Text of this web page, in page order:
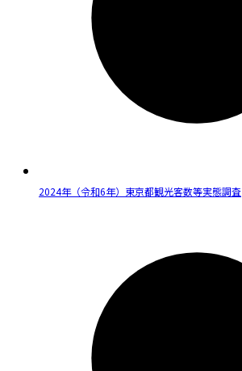
2024年（令和6年）東京都観光客数等実態調査